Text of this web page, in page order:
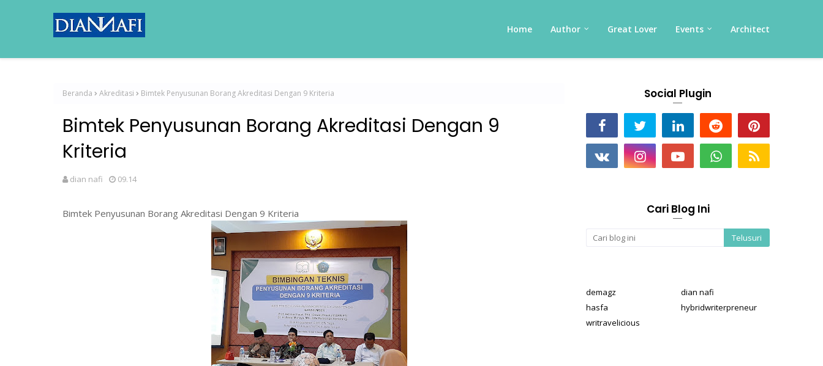
Home Author Great Lover Events Architect
Beranda Akreditasi Bimtek Penyusunan Borang Akreditasi Dengan 9 Kriteria
Bimtek Penyusunan Borang Akreditasi Dengan 9
Kriteria
dian nafi 09.14
Bimtek Penyusunan Borang Akreditasi Dengan 9 Kriteria
Social Plugin
Cari Blog Ini
demagz
dian nafi
hasfa
hybridwriterpreneur
writravelicious